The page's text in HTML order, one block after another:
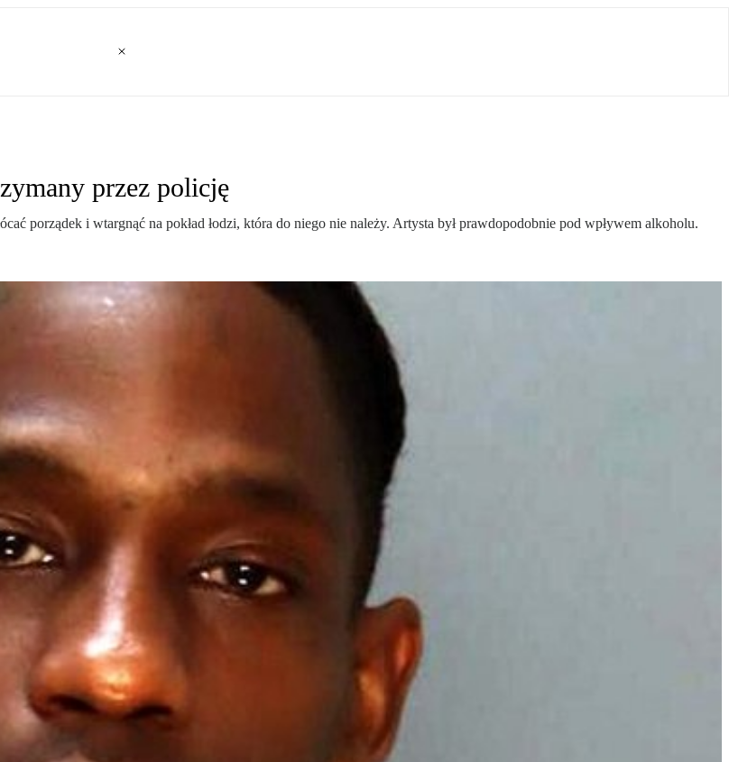
przez policję
porządek i wtargnąć na pokład łodzi, która do niego nie należy. Artysta był prawdopodobnie pod wpływem alkoholu.